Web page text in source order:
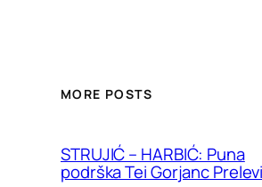
MORE POSTS
STRUJIĆ – HARBIĆ: Puna
podrška Tei Gorjanc